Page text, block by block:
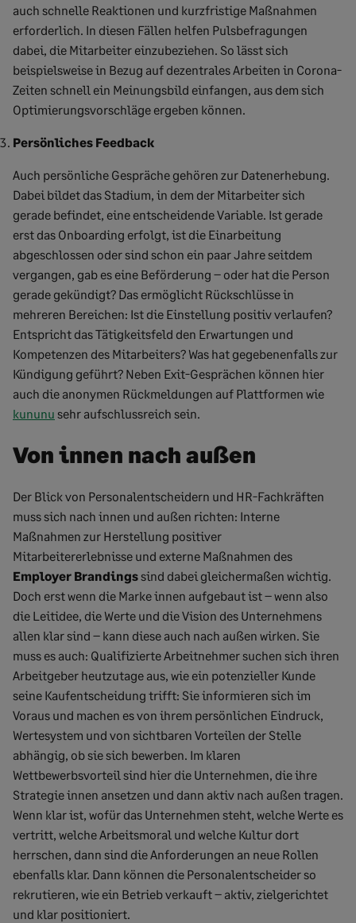
auch schnelle Reaktionen und kurzfristige Maßnahmen
erforderlich. In diesen Fällen helfen Pulsbefragungen
dabei, die Mitarbeiter einzubeziehen. So lässt sich
beispielsweise in Bezug auf dezentrales Arbeiten in Corona-
Zeiten schnell ein Meinungsbild einfangen, aus dem sich
Optimierungsvorschläge ergeben können.
Persönliches Feedback
Auch persönliche Gespräche gehören zur Datenerhebung.
Dabei bildet das Stadium, in dem der Mitarbeiter sich
gerade befindet, eine entscheidende Variable. Ist gerade
erst das Onboarding erfolgt, ist die Einarbeitung
abgeschlossen oder sind schon ein paar Jahre seitdem
vergangen, gab es eine Beförderung – oder hat die Person
gerade gekündigt? Das ermöglicht Rückschlüsse in
mehreren Bereichen: Ist die Einstellung positiv verlaufen?
Entspricht das Tätigkeitsfeld den Erwartungen und
Kompetenzen des Mitarbeiters? Was hat gegebenenfalls zur
Kündigung geführt? Neben Exit-Gesprächen können hier
auch die anonymen Rückmeldungen auf Plattformen wie
kununu sehr aufschlussreich sein.
Von innen nach außen
Der Blick von Personalentscheidern und HR-Fachkräften
muss sich nach innen und außen richten: Interne
Maßnahmen zur Herstellung positiver
Mitarbeitererlebnisse und externe Maßnahmen des
Employer Brandingssind dabei gleichermaßen wichtig.
Doch erst wenn die Marke innen aufgebaut ist – wenn also
die Leitidee, die Werte und die Vision des Unternehmens
allen klar sind – kann diese auch nach außen wirken. Sie
muss es auch: Qualifizierte Arbeitnehmer suchen sich ihren
Arbeitgeber heutzutage aus, wie ein potenzieller Kunde
seine Kaufentscheidung trifft: Sie informieren sich im
Voraus und machen es von ihrem persönlichen Eindruck,
Wertesystem und von sichtbaren Vorteilen der Stelle
abhängig, ob sie sich bewerben. Im klaren
Wettbewerbsvorteil sind hier die Unternehmen, die ihre
Strategie innen ansetzen und dann aktiv nach außen tragen.
Wenn klar ist, wofür das Unternehmen steht, welche Werte es
vertritt, welche Arbeitsmoral und welche Kultur dort
herrschen, dann sind die Anforderungen an neue Rollen
ebenfalls klar. Dann können die Personalentscheider so
rekrutieren, wie ein Betrieb verkauft – aktiv, zielgerichtet
und klar positioniert.